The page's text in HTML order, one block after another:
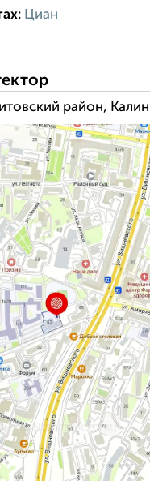
Циан
район,